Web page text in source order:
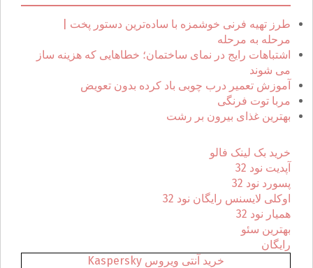
ب
ر
ا
ی
:
طرز تهیه فرنی خوشمزه با ساده‌ترین دستور پخت |
مرحله به مرحله
اشتباهات رایج در نمای ساختمان؛ خطاهایی که هزینه ساز
می شوند
آموزش تعمیر درب چوبی باد کرده بدون تعویض
مربا توت فرنگی
بهترین غذای بیرون بر رشت
خرید بک لینک فالو
آپدیت نود 32
پسورد نود 32
اوکلی لایسنس رایگان نود 32
همیار نود 32
بهترین سئو
رایگان
خرید آنتی ویروس Kaspersky